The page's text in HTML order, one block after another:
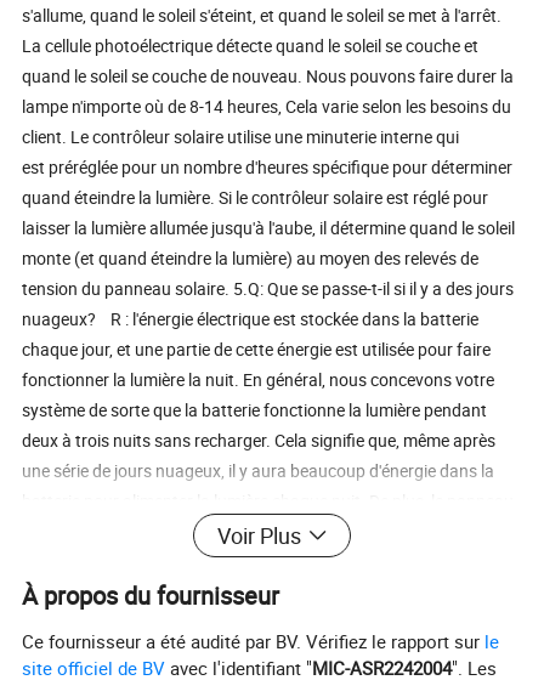
s'allume, quand le soleil s'éteint, et quand le soleil se met à l'arrêt.
La cellule photoélectrique détecte quand le soleil se couche et
quand le soleil se couche de nouveau. Nous pouvons faire durer la
lampe n'importe où de 8-14 heures, Cela varie selon les besoins du
client. Le contrôleur solaire utilise une minuterie interne qui
est préréglée pour un nombre d'heures spécifique pour déterminer
quand éteindre la lumière. Si le contrôleur solaire est réglé pour
laisser la lumière allumée jusqu'à l'aube, il détermine quand le soleil
monte (et quand éteindre la lumière) au moyen des relevés de
tension du panneau solaire. 5.Q: Que se passe-t-il si il y a des jours
nuageux? R : l'énergie électrique est stockée dans la batterie
chaque jour, et une partie de cette énergie est utilisée pour faire
fonctionner la lumière la nuit. En général, nous concevons votre
système de sorte que la batterie fonctionne la lumière pendant
deux à trois nuits sans recharger. Cela signifie que, même après
une série de jours nuageux, il y aura beaucoup d'énergie dans la
solaire continuera à charger la batterie (même à un rythme réduit)
même lorsqu'il est nuageux. 6.Q:quel est le programme d'entretien
typique d'un système d'éclairage solaire? R: Il n'y a pas d'entretien
est utile de maintenir les panneaux solaires propres, en particulier
Voir Plus
À propos du fournisseur
Ce fournisseur a été audité par BV. Vérifiez le rapport sur le
site officiel de BV avec l'identifiant "MIC-ASR2242004". Les